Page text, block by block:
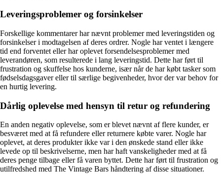
Leveringsproblemer og forsinkelser
Forskellige kommentarer har nævnt problemer med leveringstiden og
forsinkelser i modtagelsen af deres ordrer. Nogle har ventet i længere
tid end forventet eller har oplevet forsendelsesproblemer med
leverandøren, som resulterede i lang leveringstid. Dette har ført til
frustration og skuffelse hos kunderne, især når de har købt tasker som
fødselsdagsgaver eller til særlige begivenheder, hvor der var behov for
en hurtig levering.
Dårlig oplevelse med hensyn til retur og refundering
En anden negativ oplevelse, som er blevet nævnt af flere kunder, er
besværet med at få refundere eller returnere købte varer. Nogle har
oplevet, at deres produkter ikke var i den ønskede stand eller ikke
levede op til beskrivelserne, men har haft vanskeligheder med at få
deres penge tilbage eller få varen byttet. Dette har ført til frustration og
utilfredshed med The Vintage Bars håndtering af disse situationer.